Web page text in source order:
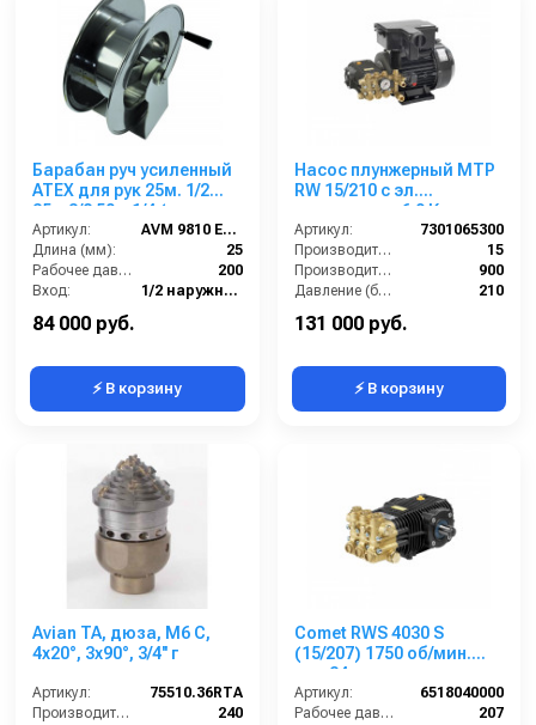
Барабан руч усиленный
ATEX для рук 25м. 1/2
35м 3/8 50м 1/4 (нерж.
AISI 316) 1/2ш.1/2ш. 200
бар
Артикул:
AVM 9810 EX 316
Длина (мм):
25
Рабочее давление (бар):
200
Вход:
1/2 наружняя резьба
84 000 руб.
⚡ В корзину
Насос плунжерный MTP
RW 15/210 с эл.
двигателем 6,9 Квт
220/380 В
Артикул:
7301065300
Производительность (л/мин):
15
Производительность (л/ч):
900
Давление (бар):
210
131 000 руб.
⚡ В корзину
Avian TA, дюза, M6 C,
4x20°, 3x90°, 3/4'' г
Артикул:
75510.36RTA
Производительность (л/мин):
240
Comet RWS 4030 S
(15/207) 1750 об/мин.
вал 24мм
Артикул:
6518040000
Рабочее давление (бар):
207